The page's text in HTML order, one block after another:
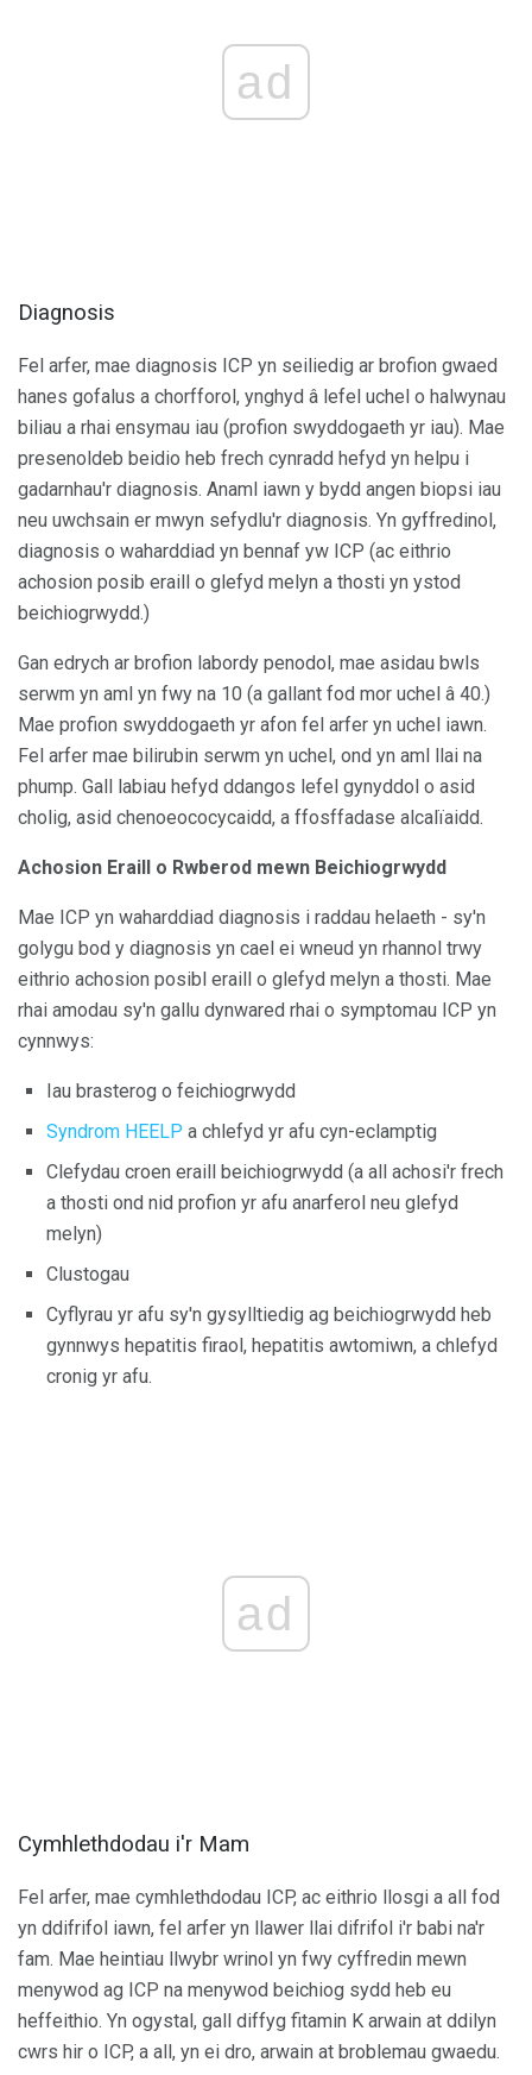
ad
Diagnosis
Fel arfer, mae diagnosis ICP yn seiliedig ar brofion gwaed
hanes gofalus a chorfforol, ynghyd â lefel uchel o halwynau
biliau a rhai ensymau iau (profion swyddogaeth yr iau). Mae
presenoldeb beidio heb frech cynradd hefyd yn helpu i
gadarnhau'r diagnosis. Anaml iawn y bydd angen biopsi iau
neu uwchsain er mwyn sefydlu'r diagnosis. Yn gyffredinol,
diagnosis o waharddiad yn bennaf yw ICP (ac eithrio
achosion posib eraill o glefyd melyn a thosti yn ystod
beichiogrwydd.)
Gan edrych ar brofion labordy penodol, mae asidau bwls
serwm yn aml yn fwy na 10 (a gallant fod mor uchel â 40.)
Mae profion swyddogaeth yr afon fel arfer yn uchel iawn.
Fel arfer mae bilirubin serwm yn uchel, ond yn aml llai na
phump. Gall labiau hefyd ddangos lefel gynyddol o asid
cholig, asid chenoeococycaidd, a ffosffadase alcalïaidd.
Achosion Eraill o Rwberod mewn Beichiogrwydd
Mae ICP yn waharddiad diagnosis i raddau helaeth - sy'n
golygu bod y diagnosis yn cael ei wneud yn rhannol trwy
eithrio achosion posibl eraill o glefyd melyn a thosti. Mae
rhai amodau sy'n gallu dynwared rhai o symptomau ICP yn
cynnwys:
Iau brasterog o feichiogrwydd
Syndrom HEELP a chlefyd yr afu cyn-eclamptig
Clefydau croen eraill beichiogrwydd (a all achosi'r frech
a thosti ond nid profion yr afu anarferol neu glefyd
melyn)
Clustogau
Cyflyrau yr afu sy'n gysylltiedig ag beichiogrwydd heb
gynnwys hepatitis firaol, hepatitis awtomiwn, a chlefyd
cronig yr afu.
ad
Cymhlethdodau i'r Mam
Fel arfer, mae cymhlethdodau ICP, ac eithrio llosgi a all fod
yn ddifrifol iawn, fel arfer yn llawer llai difrifol i'r babi na'r
fam. Mae heintiau llwybr wrinol yn fwy cyffredin mewn
menywod ag ICP na menywod beichiog sydd heb eu
heffeithio. Yn ogystal, gall diffyg fitamin K arwain at ddilyn
cwrs hir o ICP, a all, yn ei dro, arwain at broblemau gwaedu.